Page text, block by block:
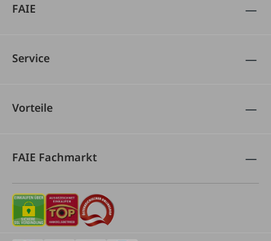
FAIE
Service
Vorteile
FAIE Fachmarkt